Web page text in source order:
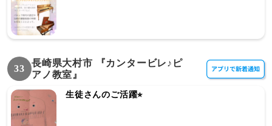
33
長崎県大村市 『カンタービレ♪ピ
アノ教室』
生徒さんのご活躍⭐︎